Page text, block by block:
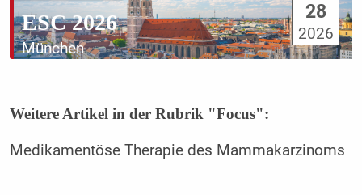
ESC 2026
München
28
2026
Weitere Artikel in der Rubrik "Focus":
Medikamentöse Therapie des Mammakarzinoms